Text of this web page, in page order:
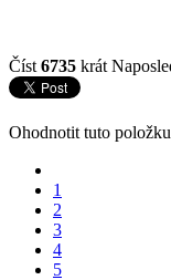
Číst 6735 krát
Ohodnotit tuto položku
1
2
3
4
5